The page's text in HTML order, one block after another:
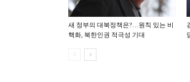
새 정부의 대북정책은?…원칙 있는 비
핵화, 북한인권 적극성 기대